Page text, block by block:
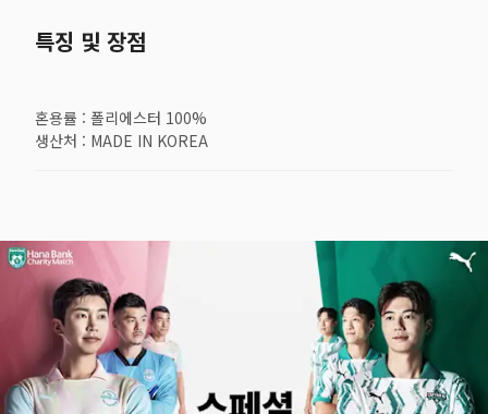
특징 및 장점
혼용률 : 폴리에스터 100%
생산처 : MADE IN KOREA